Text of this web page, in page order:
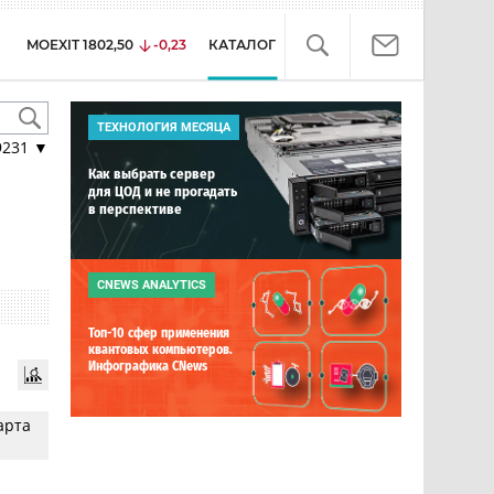
MOEXIT 1802,50 -0,23 КАТАЛОГ
▼
ТЕХНОЛОГИЯ МЕСЯЦА
Как выбрать сервер
для ЦОД и не прогадать
в перспективе
CNEWS ANALYTICS
Топ-10 сфер применения
квантовых компьютеров.
Инфографика CNews